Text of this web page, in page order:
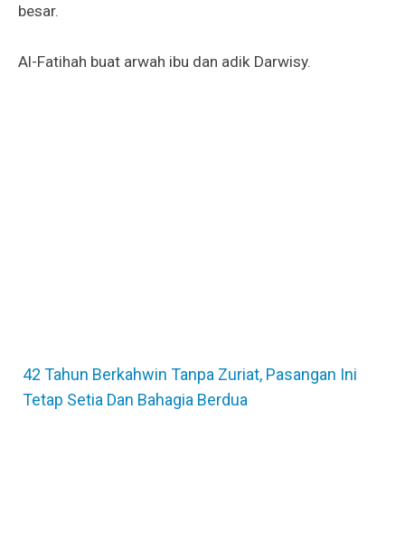
besar.
Al-Fatihah buat arwah ibu dan adik Darwisy.
42 Tahun Berkahwin Tanpa Zuriat, Pasangan Ini
Tetap Setia Dan Bahagia Berdua